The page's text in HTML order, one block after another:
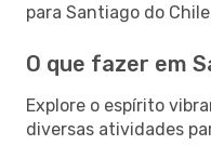
para Santiago do
O que fazer em
Explore o espírito
diversas atividades